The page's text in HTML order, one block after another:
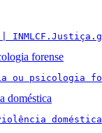
forense
psicologia
doméstica